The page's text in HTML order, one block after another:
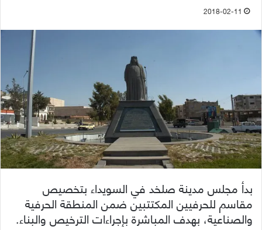
2018-02-11
بدأ مجلس مدينة صلخد في السويداء بتخصيص
مقاسم للحرفيين المكتتبين ضمن المنطقة الحرفية
والصناعية، بهدف المباشرة بإجراءات الترخيص والبناء.